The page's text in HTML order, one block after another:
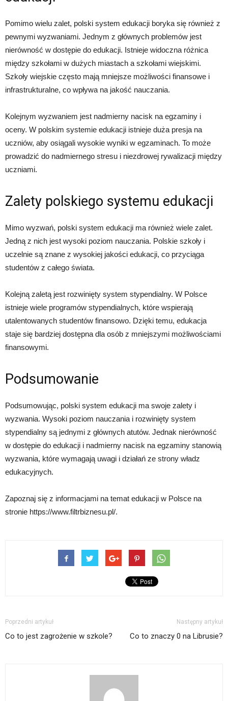
Pomimo wielu zalet, polski system edukacji boryka się również z
pewnymi wyzwaniami. Jednym z głównych problemów jest
nierówność w dostępie do edukacji. Istnieje widoczna różnica
między szkołami w dużych miastach a szkołami wiejskimi.
Szkoły wiejskie często mają mniejsze możliwości finansowe i
infrastrukturalne, co wpływa na jakość nauczania.
Kolejnym wyzwaniem jest nadmierny nacisk na egzaminy i
oceny. W polskim systemie edukacji istnieje duża presja na
uczniów, aby osiągali wysokie wyniki w egzaminach. To może
prowadzić do nadmiernego stresu i niezdrowej rywalizacji między
uczniami.
Zalety polskiego systemu edukacji
Mimo wyzwań, polski system edukacji ma również wiele zalet.
Jedną z nich jest wysoki poziom nauczania. Polskie szkoły i
uczelnie są znane z wysokiej jakości edukacji, co przyciąga
studentów z całego świata.
Kolejną zaletą jest rozwinięty system stypendialny. W Polsce
istnieje wiele programów stypendialnych, które wspierają
utalentowanych studentów finansowo. Dzięki temu, edukacja
staje się bardziej dostępna dla osób z mniejszymi możliwościami
finansowymi.
Podsumowanie
Podsumowując, polski system edukacji ma swoje zalety i
wyzwania. Wysoki poziom nauczania i rozwinięty system
stypendialny są jednymi z głównych atutów. Jednak nierówność
w dostępie do edukacji i nadmierny nacisk na egzaminy stanowią
wyzwania, które wymagają uwagi i działań ze strony władz
edukacyjnych.
Zapoznaj się z informacjami na temat edukacji w Polsce na
stronie https://www.filtrbiznesu.pl/.
Poprzedni artykuł
Co to jest zagrożenie w szkole?
Następny artykuł
Co to znaczy 0 na Librusie?